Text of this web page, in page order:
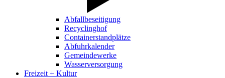
Abfallbeseitigung
Recyclinghof
Containerstandplätze
Abfuhrkalender
Gemeindewerke
Wasserversorgung
Freizeit + Kultur